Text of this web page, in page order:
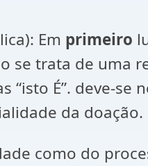
Em primeiro
se trata de uma
“isto É”. deve-se
da doação.
como do